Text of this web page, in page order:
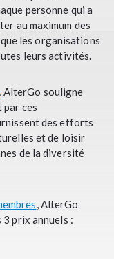
personne qui a
au maximum des
les organisations
leurs activités.
AlterGo souligne
ces
des efforts
et de loisir
de la diversité
, AlterGo
prix annuels :